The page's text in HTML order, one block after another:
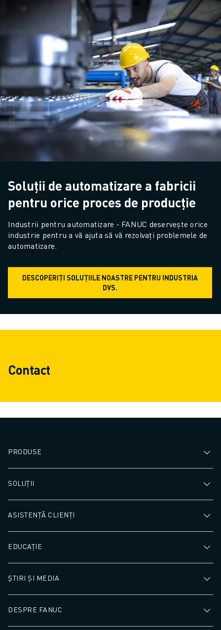
Soluții de automatizare a fabricii
pentru orice proces de producție
Industrii pentru automatizare - FANUC deservește orice
industrie pentru a vă ajuta să vă rezolvați problemele de
automatizare.
DESCOPERIȚI SOLUȚIILE NOASTRE PENTRU INDUSTRIA
DVS.
Contact
PRODUSE
SOLUȚII
ASISTENȚĂ CLIENȚI
EDUCAȚIE
ȘTIRI ȘI MEDIA
DESPRE FANUC